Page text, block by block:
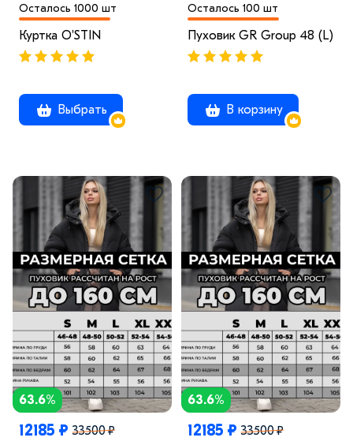
Осталось 1000 шт
Куртка O'STIN
Выбрать
Осталось 100 шт
Пуховик GR Group 48 (L)
В корзину
63.6%
12185 ₽ 33500 ₽
63.6%
12185 ₽ 33500 ₽